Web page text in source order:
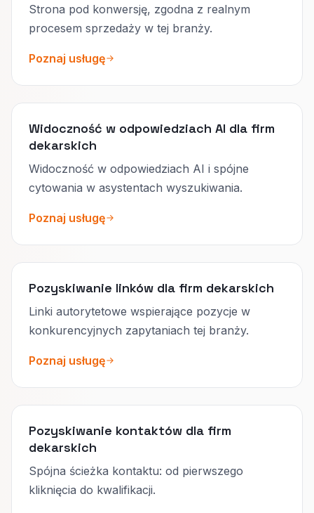
Strona pod konwersję, zgodna z realnym
procesem sprzedaży w tej branży.
Poznaj usługę
Widoczność w odpowiedziach AI dla firm
dekarskich
Widoczność w odpowiedziach AI i spójne
cytowania w asystentach wyszukiwania.
Poznaj usługę
Pozyskiwanie linków dla firm dekarskich
Linki autorytetowe wspierające pozycje w
konkurencyjnych zapytaniach tej branży.
Poznaj usługę
Pozyskiwanie kontaktów dla firm
dekarskich
Spójna ścieżka kontaktu: od pierwszego
kliknięcia do kwalifikacji.